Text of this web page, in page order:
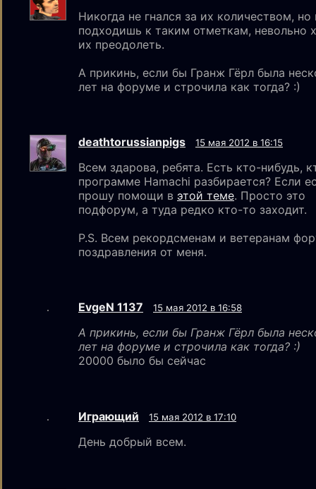
Никогда не гнался за их количеством, но
подходишь к таким отметкам, невольно
их преодолеть.
А прикинь, если бы Гранж Гёрл была
лет на форуме и строчила как тогда? :)
deathtorussianpigs 15 мая 2012 в 16:15
Всем здарова, ребята. Есть кто-нибудь,
программе Hamachi разбирается? Если
прошу помощи в этой теме. Просто это
подфорум, а туда редко кто-то заходит.
P.S. Всем рекордсменам и ветеранам
поздравления от меня.
EvgeN 1137 15 мая 2012 в 16:58
А прикинь, если бы Гранж Гёрл была
лет на форуме и строчила как тогда? :)
20000 было бы сейчас
Играющий 15 мая 2012 в 17:10
День добрый всем.